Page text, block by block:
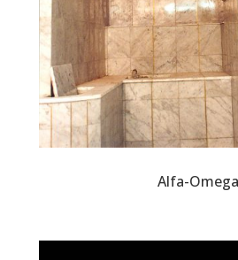
Alfa-Omega